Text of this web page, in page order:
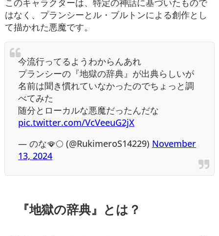
このキャラクターは、特定の神話に基づいたもので
はなく、プランシーとル・ブルトンによる創作とし
て描かれた悪魔です。
今流行ってるようわからんあれ
プランシーの『地獄の辞典』が出典らしいが
名前は聞き慣れていなかったのでちょっと調
べてみた
随分とローカルな悪魔だったんだな
pic.twitter.com/VcVeeuG2jX
— のな🪭🌕 (@RukimeroS14229) November
13, 2024
『地獄の辞典』とは？